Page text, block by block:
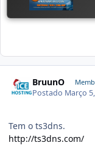
BruunO
Postado Março
Tem o ts3dns.
http://ts3dns.com/